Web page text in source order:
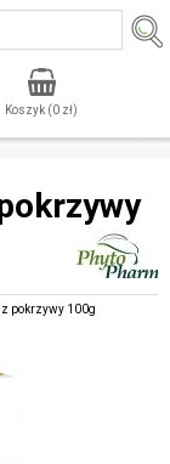
Koszyk (0zł)
z pokrzywy 100g